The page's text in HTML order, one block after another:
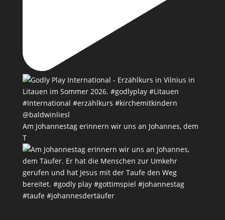
Am Johannestag erinnern wir uns an Johannes, dem
T